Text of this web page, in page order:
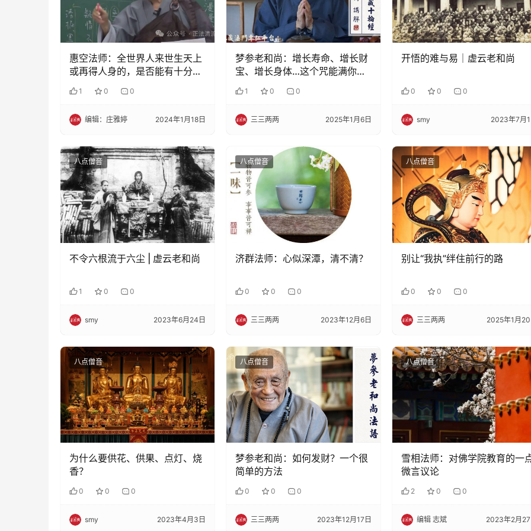
惠空法师：全世界人来世生天上
或再得人身的，是否能有十分之
一？大多都是三途
1 0 0
编辑：庄雅婷 2024年1月18日
梦参老和尚：增长寿命、增长财
宝、增长身体…这个咒能满你一
切希望
1 0 0
三三两两 2025年1月6日
开悟的难与易｜虚云老和尚
0 0 0
smy 2023年7月
八点僧音
不令六根流于六尘 | 虚云老和尚
1 0 0
smy 2023年6月24日
八点僧音
济群法师：心似深潭，清不清？
0 0 0
三三两两 2023年12月6日
八点僧音
别让“我执”绊住前行的路
0 0 0
三三两两 2025年1月
八点僧音
为什么要供花、供果、点灯、烧
香？
0 0 0
smy 2023年4月3日
八点僧音
梦参老和尚：如何发财？一个很
简单的方法
0 0 0
三三两两 2023年12月17日
八点僧音
雪相法师：对佛学院教育的一
微言议论
2 0 0
编辑 志斌 2023年2月